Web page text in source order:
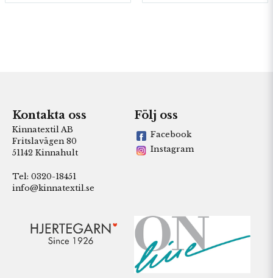
Kontakta oss
Kinnatextil AB
Fritslavägen 80
51142 Kinnahult
Tel: 0320-18451
info@kinnatextil.se
Följ oss
Facebook
Instagram